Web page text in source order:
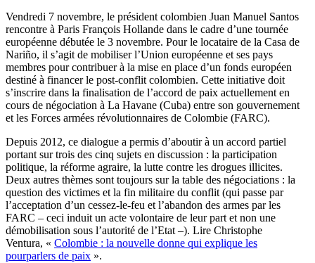
Vendredi 7 novembre, le président colombien Juan Manuel Santos
rencontre à Paris François Hollande dans le cadre d’une tournée
européenne débutée le 3 novembre. Pour le locataire de la Casa de
Nariño, il s’agit de mobiliser l’Union européenne et ses pays
membres pour contribuer à la mise en place d’un fonds européen
destiné à financer le post-conflit colombien. Cette initiative doit
s’inscrire dans la finalisation de l’accord de paix actuellement en
cours de négociation à La Havane (Cuba) entre son gouvernement
et les Forces armées révolutionnaires de Colombie (FARC).
Depuis 2012, ce dialogue a permis d’aboutir à un accord partiel
portant sur trois des cinq sujets en discussion : la participation
politique, la réforme agraire, la lutte contre les drogues illicites.
Deux autres thèmes sont toujours sur la table des négociations : la
question des victimes et la fin militaire du conflit (qui passe par
l’acceptation d’un cessez-le-feu et l’abandon des armes par les
FARC – ceci induit un acte volontaire de leur part et non une
démobilisation sous l’autorité de l’Etat –). Lire Christophe
Ventura, « Colombie : la nouvelle donne qui explique les
pourparlers de paix ».